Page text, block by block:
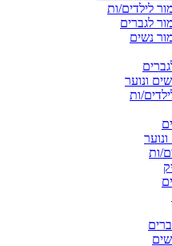
לילדים/ות
לגברים
נשים
ונוער
ות
ות